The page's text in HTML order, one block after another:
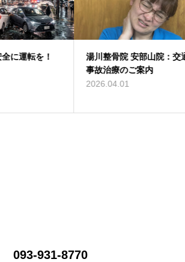
転を！
湯川整骨院 安部山院：交通
事故治療のご案内
2026.04.01
093-931-8770